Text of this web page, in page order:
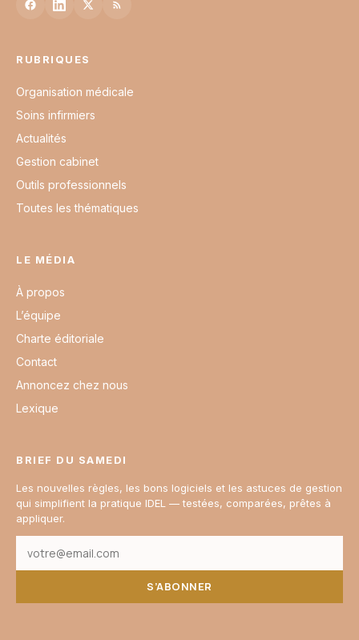
RUBRIQUES
Organisation médicale
Soins infirmiers
Actualités
Gestion cabinet
Outils professionnels
Toutes les thématiques
LE MÉDIA
À propos
L’équipe
Charte éditoriale
Contact
Annoncez chez nous
Lexique
BRIEF DU SAMEDI
Les nouvelles règles, les bons logiciels et les astuces de gestion
qui simplifient la pratique IDEL — testées, comparées, prêtes à
appliquer.
S’ABONNER